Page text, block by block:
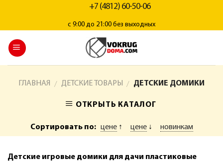
+7 (4812) 60-50-06
с 9:00 до 21:00 без выходных
ГЛАВНАЯ / ДЕТСКИЕ ТОВАРЫ / ДЕТСКИЕ ДОМИКИ
ОТКРЫТЬ КАТАЛОГ
Сортировать по: цене ↑ цене ↓ новинкам
Детские игровые домики для дачи пластиковые